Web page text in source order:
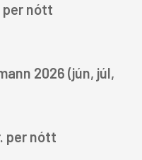
per nótt
2026 (jún, júl,
per nótt